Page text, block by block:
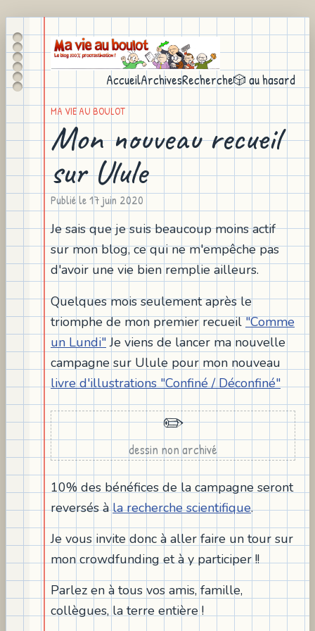
AccueilArchivesRecherche🎲 au hasard
MA VIE AU BOULOT
Mon nouveau recueil
sur Ulule
Publié le17 juin 2020
Je sais que je suis beaucoup moins actif
sur mon blog, ce qui ne m'empêche pas
d'avoir une vie bien remplie ailleurs.
Quelques mois seulement après le
triomphe de mon premier recueil"Comme
un Lundi"Je viens de lancer ma nouvelle
campagne sur Ulule pour mon nouveau
livre d'illustrations "Confiné / Déconfiné"
✏️
dessin non archivé
10% des bénéfices de la campagne seront
reversés àla recherche scientifique.
Je vous invite donc à aller faire un tour sur
mon crowdfunding et à y participer !!
Parlez en à tous vos amis, famille,
collègues, la terre entière !